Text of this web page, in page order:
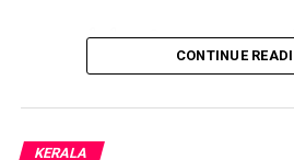
തലശ്ശേരിയിലെ Ocees
ഷംസുദ്ദീൻ ഹിന്ദി ഭാഷയിൽ
മിലിറ്ററി സ്കൂളിൽ പ്രാഥമിക
ശേഷം കുടുംബം ഡൽഹിയിലേക്ക്
CONTINUE
KERALA